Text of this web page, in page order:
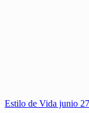
Estilo de Vida junio